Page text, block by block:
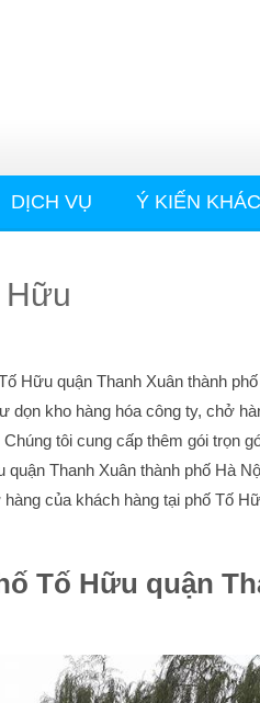
DỊCH VỤ Ý KIẾN
Hữu
Hữu quận Thanh Xuân thành
kho hàng hóa công ty, chở
tôi cung cấp thêm gói trọn
Thanh Xuân thành phố Hà
của khách hàng tại phố Tố
Tố Hữu quận